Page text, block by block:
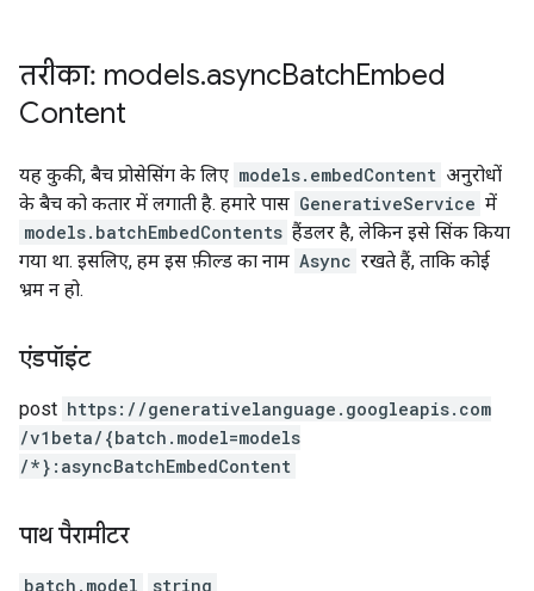
तरीका: models.asyncBatchEmbed
Content
यह कुकी, बैच प्रोसेसिंग के लिए models.embedContent अनुरोधों
के बैच को कतार में लगाती है. हमारे पास GenerativeService में
models.batchEmbedContents हैंडलर है, लेकिन इसे सिंक किया
गया था. इसलिए, हम इस फ़ील्ड का नाम Async रखते हैं, ताकि कोई
भ्रम न हो.
एंडपॉइंट
post https: / /generativelanguage.googleapis.com
/v1beta/{batch.model=models
/*}:asyncBatchEmbedContent
पाथ पैरामीटर
batch.model string